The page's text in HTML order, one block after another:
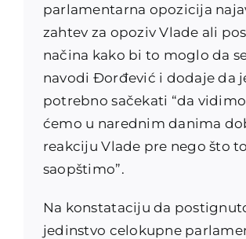
parlamentarna opozicija
zahtev za opoziv Vlade ali
načina kako bi to moglo da
navodi Đorđević i dodaje da
potrebno sačekati “da
ćemo u narednim danima
reakciju Vlade pre nego što to
saopštimo”.
Na konstataciju da
jedinstvo celokupne